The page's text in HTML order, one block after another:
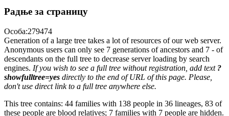
Радње за страницу
Особа:279474
Generation of a large tree takes a lot of resources of our web server.
Anonymous users can only see 7 generations of ancestors and 7 - of
descendants on the full tree to decrease server loading by search
engines. If you wish to see a full tree without registration, add text ?
showfulltree=yes directly to the end of URL of this page. Please,
don't use direct link to a full tree anywhere else.
This tree contains: 44 families with 138 people in 36 lineages, 83 of
these people are blood relatives; 7 families with 7 people are hidden.